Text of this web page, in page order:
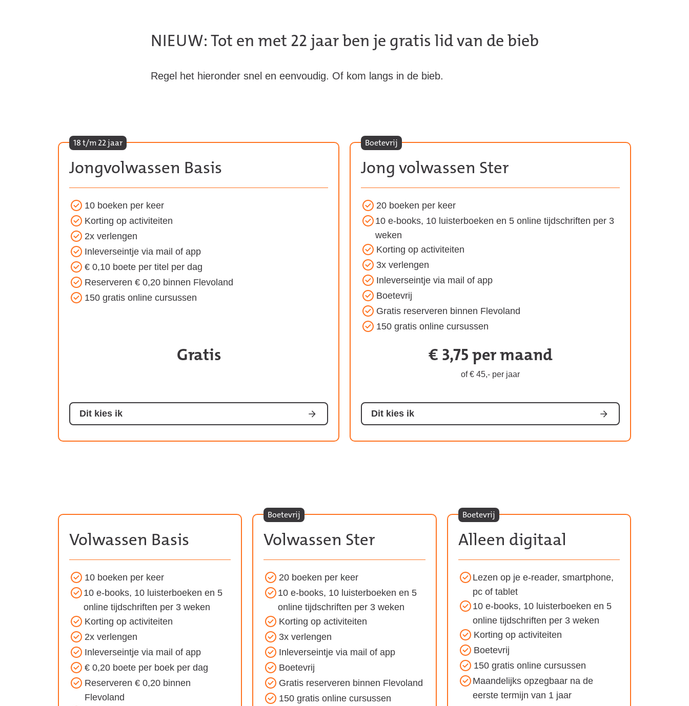
NIEUW: Tot en met 22 jaar ben je gratis lid van de bieb
Regel het hieronder snel en eenvoudig. Of kom langs in de bieb.
18 t/m 22 jaar
Jongvolwassen Basis
Voordelen
van
het
Jongvolwassen
Basis
abonnement:
10 boeken per keer
Korting op activiteiten
2x verlengen
Inleverseintje via mail of app
€ 0,10 boete per titel per dag
Reserveren € 0,20 binnen Flevoland
150 gratis online cursussen
Kosten
abonnement:
Gratis
Dit kies ik
Boetevrij
Jong volwassen Ster
Voordelen
van
Jong
volwassen
Ster
abonnement:
20 boeken per keer
10 e-books, 10 luisterboeken en 5 online tijdschriften per 3
weken
Korting op activiteiten
3x verlengen
Inleverseintje via mail of app
Boetevrij
Gratis reserveren binnen Flevoland
150 gratis online cursussen
Kosten
van
abonnement:
€ 3,75 per maand
of € 45,- per jaar
Dit kies ik
Volwassen Basis
Voordelen
van
Volwassen
Basis
abonnement:
10 boeken per keer
10 e-books, 10 luisterboeken en 5
online tijdschriften per 3 weken
Korting op activiteiten
2x verlengen
Inleverseintje via mail of app
€ 0,20 boete per boek per dag
Reserveren € 0,20 binnen
Flevoland
Boetevrij
Volwassen Ster
Voordelen
van
het
Volwassen
Ster
abonnement:
20 boeken per keer
10 e-books, 10 luisterboeken en 5
online tijdschriften per 3 weken
Korting op activiteiten
3x verlengen
Inleverseintje via mail of app
Boetevrij
Gratis reserveren binnen Flevoland
150 gratis online cursussen
Boetevrij
Alleen digitaal
Voordelen
van
het
Alleen
digitaal
abonnement:
Lezen op je e-reader, smartphone,
pc of tablet
10 e-books, 10 luisterboeken en 5
online tijdschriften per 3 weken
Korting op activiteiten
Boetevrij
150 gratis online cursussen
Maandelijks opzegbaar na de
eerste termijn van 1 jaar